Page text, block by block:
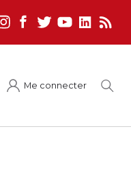
Me connecter